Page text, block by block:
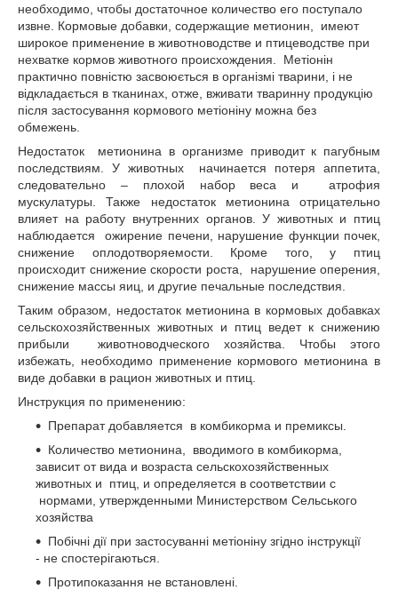
необходимо, чтобы достаточное количество его поступало
извне. Кормовые добавки, содержащие метионин, имеют
широкое применение в животноводстве и птицеводстве при
нехватке кормов животного происхождения. Метіонін
практично повністю засвоюється в організмі тварини, і не
відкладається в тканинах, отже, вживати тваринну продукцію
після застосування кормового метіоніну можна без
обмежень.
Недостаток метионина в организме приводит к пагубным
последствиям. У животных начинается потеря аппетита,
следовательно – плохой набор веса и атрофия
мускулатуры. Также недостаток метионина отрицательно
влияет на работу внутренних органов. У животных и птиц
наблюдается ожирение печени, нарушение функции почек,
снижение оплодотворяемости. Кроме того, у птиц
происходит снижение скорости роста, нарушение оперения,
снижение массы яиц, и другие печальные последствия.
Таким образом, недостаток метионина в кормовых добавках
сельскохозяйственных животных и птиц ведет к снижению
прибыли животноводческого хозяйства. Чтобы этого
избежать, необходимо применение кормового метионина в
виде добавки в рацион животных и птиц.
Инструкция по применению:
Препарат добавляется в комбикорма и премиксы.
Количество метионина, вводимого в комбикорма,
зависит от вида и возраста сельскохозяйственных
животных и птиц, и определяется в соответствии с
нормами, утвержденными Министерством Сельського
хозяйства
Побічні дії при застосуванні метіоніну згідно інструкції
- не спостерігаються.
Протипоказання не встановлені.